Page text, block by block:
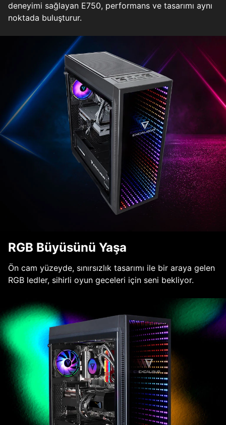
deneyimi sağlayan E750, performans ve tasarımı aynı
noktada buluşturur.
RGB Büyüsünü Yaşa
Ön cam yüzeyde, sınırsızlık tasarımı ile bir araya gelen
RGB ledler, sihirli oyun geceleri için seni bekliyor.